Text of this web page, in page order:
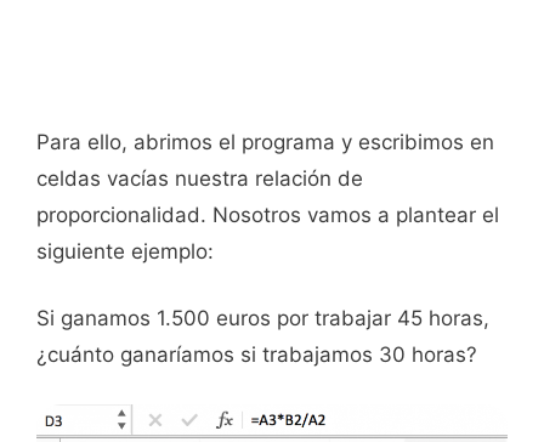
Para ello, abrimos el programa y escribimos en
celdas vacías nuestra relación de
proporcionalidad. Nosotros vamos a plantear el
siguiente ejemplo:
Si ganamos 1.500 euros por trabajar 45 horas,
¿cuánto ganaríamos si trabajamos 30 horas?